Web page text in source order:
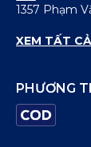
1357 Phạm
XEM TẤT
PHƯƠNG